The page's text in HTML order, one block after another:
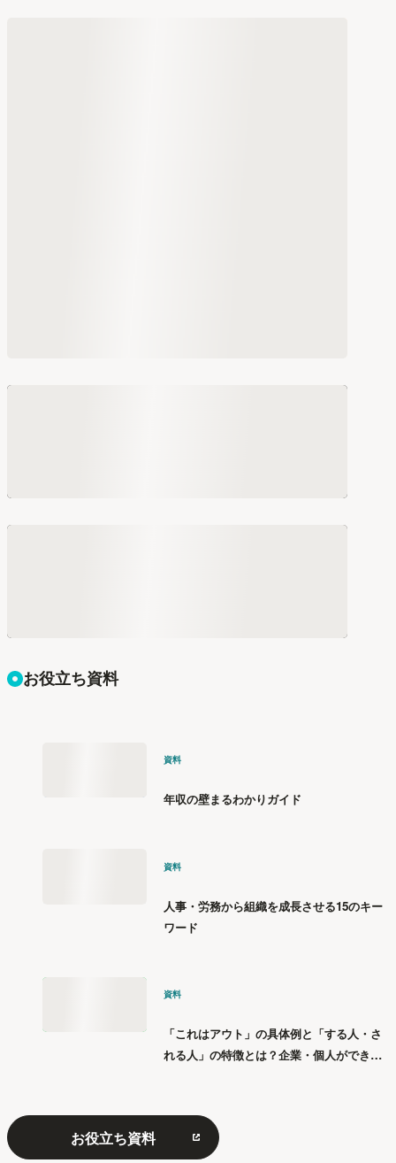
お役立ち資料
資料
年収の壁まるわかりガイド
資料
人事・労務から組織を成長させる15のキー
ワード
資料
「これはアウト」の具体例と「する人・さ
れる人」の特徴とは？企業・個人ができる
お役立ち資料